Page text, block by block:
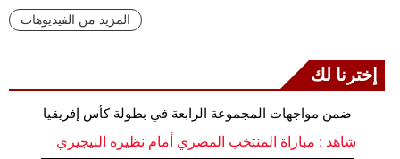
المزيد من الفيديوهات
إخترنا لك
ضمن مواجهات المجموعة الرابعة في بطولة كأس إفريقيا
شاهد : مباراة المنتخب المصري أمام نظيره النيجيري